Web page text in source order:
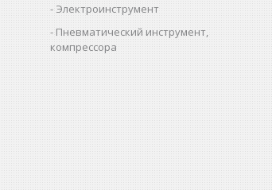
Электроинструмент
Пневматический инструмент,
компрессора